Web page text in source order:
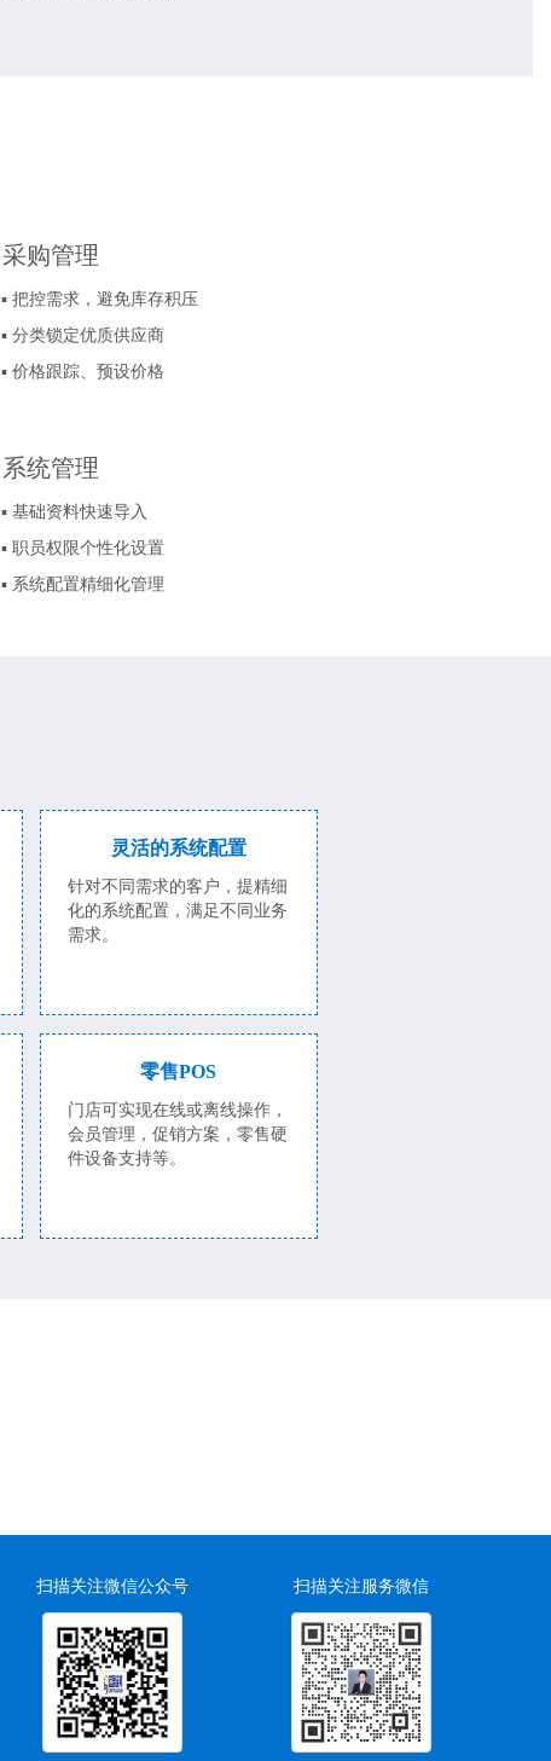
采购管理
▪ 把控需求，避免库存积压
▪ 分类锁定优质供应商
▪ 价格跟踪、预设价格
系统管理
▪ 基础资料快速导入
▪ 职员权限个性化设置
▪ 系统配置精细化管理
灵活的系统配置
针对不同需求的客户，提精细
化的系统配置，满足不同业务
需求。
零售POS
门店可实现在线或离线操作，
会员管理，促销方案，零售硬
件设备支持等。
扫描关注微信公众号 扫描关注服务微信